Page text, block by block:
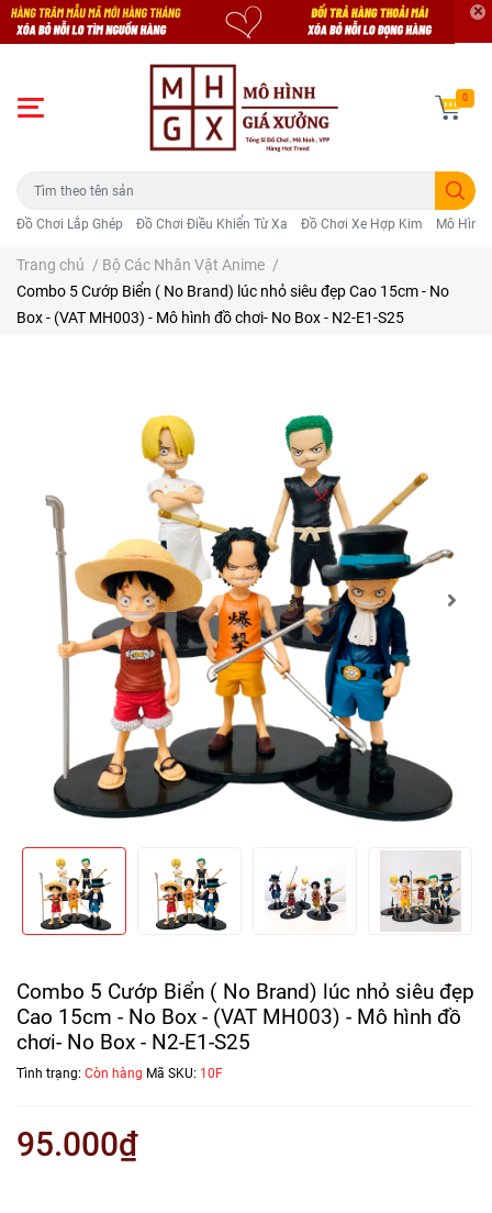
Đồ Chơi Lắp Ghép Đồ Chơi Điều Khiển Từ Xa Đồ Chơi Xe Hợp Kim Mô Hình
0
Trang chủ / Bộ Các Nhân Vật Anime /
Combo 5 Cướp Biển ( No Brand) lúc nhỏ siêu đẹp Cao 15cm - No
Box - (VAT MH003) - Mô hình đồ chơi- No Box - N2-E1-S25
Combo 5 Cướp Biển ( No Brand) lúc nhỏ siêu đẹp
Cao 15cm - No Box - (VAT MH003) - Mô hình đồ
chơi- No Box - N2-E1-S25
Tình trạng: Còn hàng Mã SKU: 10F
95.000₫